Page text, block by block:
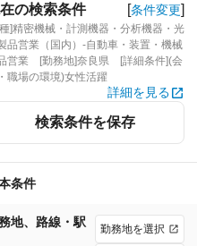
特集から探す
の検索条件 [条件変更]
]精密機械・計測機器・分析機器・光
品営業（国内）-自動車・装置・機械
営業 [勤務地]奈良県 [詳細条件](会
職場の環境)女性活躍
詳細を見る
検索条件を保存
条件
地、路線・駅 勤務地を選択